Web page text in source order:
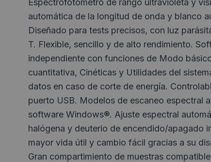
Espectrofotómetro de rango ultravioleta y
automática de la longitud de onda y blanco
Diseñado para tests precisos, con luz
T. Flexible, sencillo y de alto rendimiento.
independiente con funciones de Modo
cuantitativa, Cinéticas y Utilidades del
datos en caso de corte de energía.
puerto USB. Modelos de escaneo espectral
software Windows®. Ajuste espectral
halógena y deuterio de encendido/apagado
mayor vida útil y cambio fácil gracias a su
Gran compartimiento de muestras